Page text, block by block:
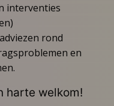
interventies
rond
en
harte welkom!